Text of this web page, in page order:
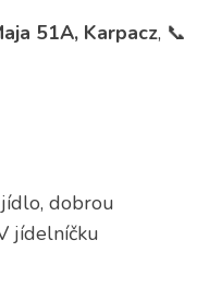
51A, Karpacz, 📞
dobrou
jídelníčku